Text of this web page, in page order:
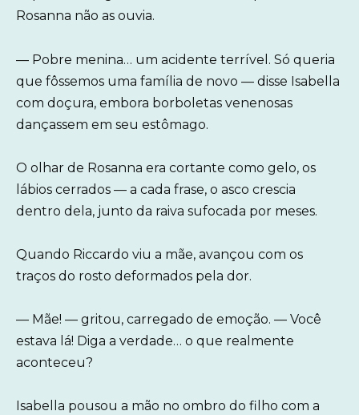
Rosanna não as ouvia.
— Pobre menina… um acidente terrível. Só queria
que fôssemos uma família de novo — disse Isabella
com doçura, embora borboletas venenosas
dançassem em seu estômago.
O olhar de Rosanna era cortante como gelo, os
lábios cerrados — a cada frase, o asco crescia
dentro dela, junto da raiva sufocada por meses.
Quando Riccardo viu a mãe, avançou com os
traços do rosto deformados pela dor.
— Mãe! — gritou, carregado de emoção. — Você
estava lá! Diga a verdade… o que realmente
aconteceu?
Isabella pousou a mão no ombro do filho com a